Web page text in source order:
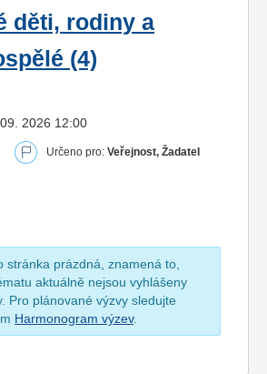
děti, rodiny a
(4)
2026 12:00
Určeno pro: Veřejnost, Žadatel
stránka prázdná, znamená to,
aktuálně nejsou vyhlášeny
Pro plánované výzvy sledujte
Harmonogram výzev.